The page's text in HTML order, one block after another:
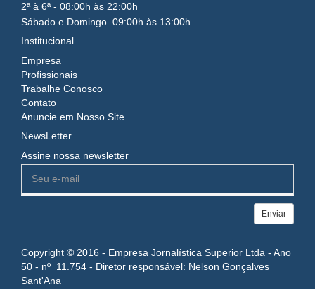
2ª à 6ª - 08:00h às 22:00h
Sábado e Domingo 09:00h às 13:00h
Institucional
Empresa
Profissionais
Trabalhe Conosco
Contato
Anuncie em Nosso Site
NewsLetter
Assine nossa newsletter
Enviar
Copyright © 2016 - Empresa Jornalística Superior Ltda - Ano
50 - nº 11.754 - Diretor responsável: Nelson Gonçalves
Sant'Ana